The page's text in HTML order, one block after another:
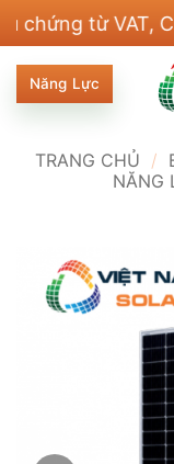
nội
dung
từ VAT, CO,
Năng Lực
TRANG CHỦ /
NĂNG